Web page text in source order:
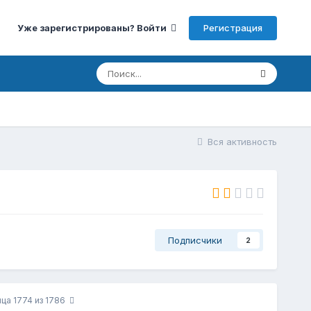
Уже зарегистрированы? Войти Регистрация
Вся активность
Подписчики 2
1774 из 1786